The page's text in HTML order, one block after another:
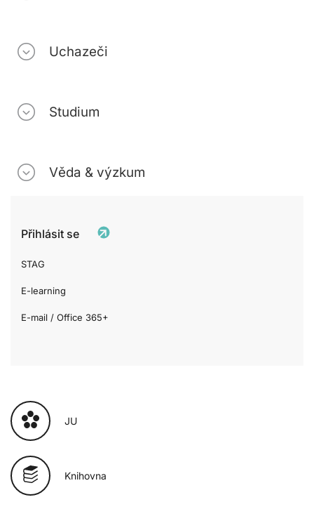
Uchazeči
Studium
Věda & výzkum
Přihlásit se
STAG
E-learning
E-mail / Office 365+
JU
Knihovna